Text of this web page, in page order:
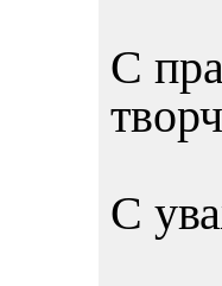
С
С